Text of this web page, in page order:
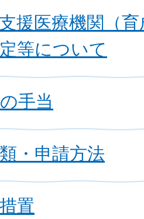
援医療機関（
等について
手当
・申請方法
置